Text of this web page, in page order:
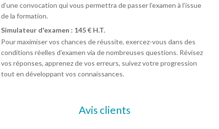
d’une convocation qui vous permettra de passer l’examen à l’issue
de la formation.
Simulateur d'examen : 145 € H.T.
Pour maximiser vos chances de réussite, exercez-vous dans des
conditions réelles d’examen via de nombreuses questions. Révisez
vos réponses, apprenez de vos erreurs, suivez votre progression
tout en développant vos connaissances.
Avis clients